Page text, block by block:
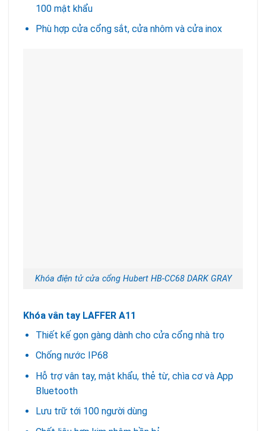
100 mật khẩu
Phù hợp cửa cổng sắt, cửa nhôm và cửa inox
Khóa điện tử cửa cổng Hubert HB-CC68 DARK GRAY
Khóa vân tay LAFFER A11
Thiết kế gọn gàng dành cho cửa cổng nhà trọ
Chống nước IP68
Hỗ trợ vân tay, mật khẩu, thẻ từ, chìa cơ và App
Bluetooth
Lưu trữ tới 100 người dùng